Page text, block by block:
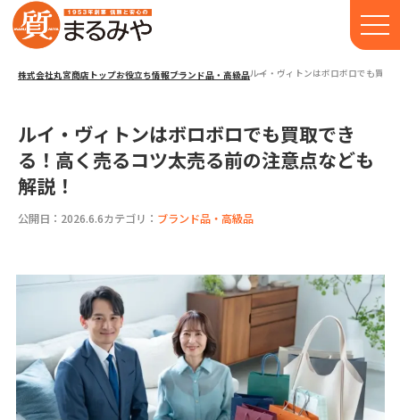
株式会社丸宮商店トップ⁩お役立ち情報ブランド品・高級品ルイ・ヴィトンはボロボロでも買取
ルイ・ヴィトンはボロボロでも買取でき
る！高く売るコツ太売る前の注意点なども
解説！
公開日：2026.6.6カテゴリ： ブランド品・高級品